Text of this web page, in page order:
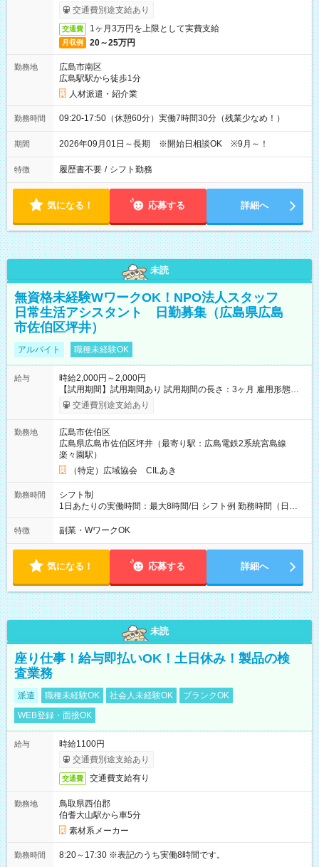
受取りサービス利用可（利用条件有）
交通費別途支給あり
交通費 1ヶ月3万円を上限として実費支給
月収例 20～25万円
勤務地
広島市南区
広島駅駅から徒歩1分
人材派遣・紹介業
勤務時間 09:20-17:50（休憩60分）実働7時間30分（残業少なめ！）
期間 2026年09月01日～長期 ※開始日相談OK ※9月～！
特徴 履歴書不要 / シフト勤務
気になる！ 応募する 詳細へ
未読
無資格未経験WワークOK！NPO法人スタッフ
日常生活アシスタント 日勤募集（広島県広島
市佐伯区坪井）
アルバイト 職種未経験OK
給与
時給2,000円～2,000円
【試用期間】試用期間あり 試用期間の長さ：3ヶ月 雇用形態、
給与は本採用時と同じです。
交通費別途支給あり
勤務地
広島市佐伯区
広島県広島市佐伯区坪井（最寄り駅：広島電鉄2系統宮島線
楽々園駅）
（特定）広域協会 CILあき
勤務時間
シフト制
1日あたりの実働時間：最大8時間/日 シフト例 勤務時間（日
勤）・8時～18時 （実働時間8時間 待機休憩2時間）（日勤1回
あたりの給与 2万円）
特徴 副業・WワークOK
気になる！ 応募する 詳細へ
未読
座り仕事！給与即払いOK！土日休み！製品の検
査業務
派遣 職種未経験OK 社会人未経験OK
ブランクOK
WEB登録・面接OK
給与
時給1100円
交通費別途支給あり
交通費 交通費支給有り
勤務地
鳥取県西伯郡
伯耆大山駅から車5分
素材系メーカー
勤務時間 8:20～17:30 ※表記のうち実働8時間です。